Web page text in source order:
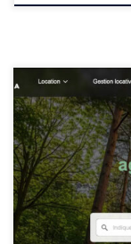
Sur
connaître de
performants et
épargnants et des
Quand mon
me suis dit que